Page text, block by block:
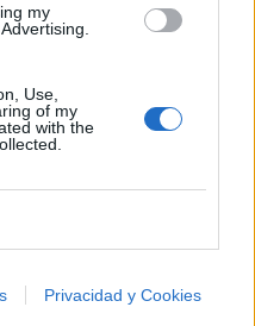
my
Use,
of my
with the
Privacidad y Cookies
T